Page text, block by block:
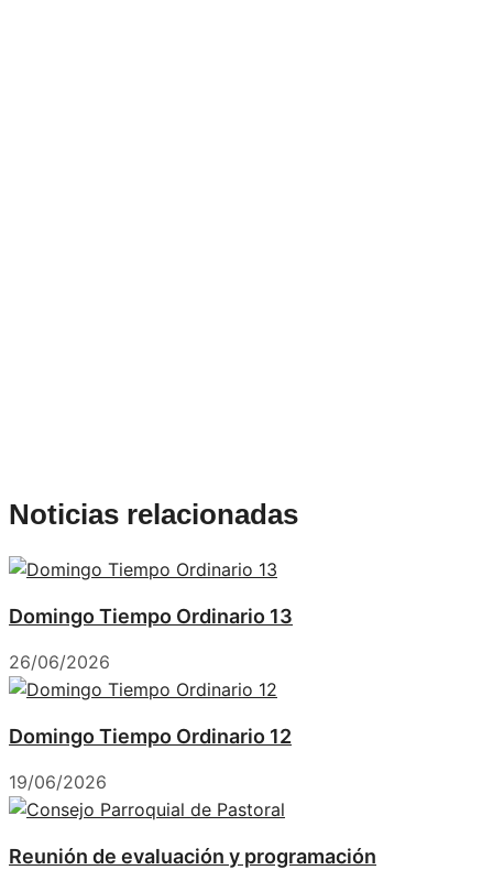
Noticias relacionadas
Domingo Tiempo Ordinario 13
26/06/2026
Domingo Tiempo Ordinario 12
19/06/2026
Reunión de evaluación y programación